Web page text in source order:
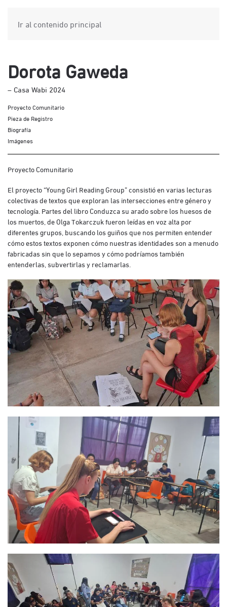
Ir al contenido principal
Dorota Gaweda
– Casa Wabi 2024
Proyecto Comunitario
Pieza de Registro
Biografía
Imágenes
Proyecto Comunitario
El proyecto “Young Girl Reading Group” consistió en varias lecturas
colectivas de textos que exploran las intersecciones entre género y
tecnología. Partes del libro Conduzca su arado sobre los huesos de
los muertos, de Olga Tokarczuk fueron leídas en voz alta por
diferentes grupos, buscando los guiños que nos permiten entender
cómo estos textos exponen cómo nuestras identidades son a menudo
fabricadas sin que lo sepamos y cómo podríamos también
entenderlas, subvertirlas y reclamarlas.